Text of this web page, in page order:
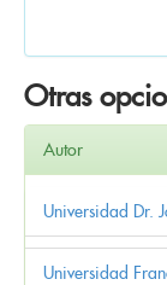
Otras
Autor
Universidad Dr.
Universidad